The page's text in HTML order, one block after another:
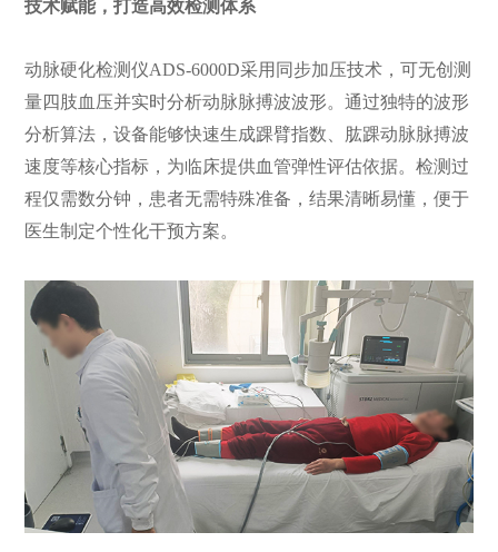
技术赋能，打造高效检测体系
动脉硬化检测仪ADS-6000D采用同步加压技术，可无创测
量四肢血压并实时分析动脉脉搏波波形。通过独特的波形
分析算法，设备能够快速生成踝臂指数、肱踝动脉脉搏波
速度等核心指标，为临床提供血管弹性评估依据。检测过
程仅需数分钟，患者无需特殊准备，结果清晰易懂，便于
医生制定个性化干预方案。